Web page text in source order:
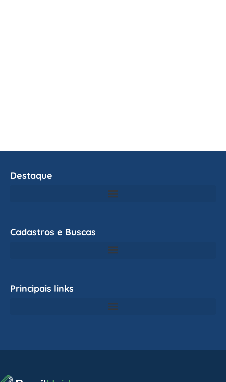
Destaque
Cadastros e Buscas
Principais links